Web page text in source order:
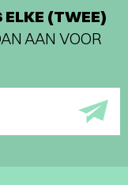
ELKE (TWEE)
AAN VOOR